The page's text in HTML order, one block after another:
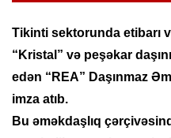
Tikinti sektorunda etibarı
“Kristal” və peşəkar
edən “REA” Daşınmaz
imza atıb.
Bu əməkdaşlıq